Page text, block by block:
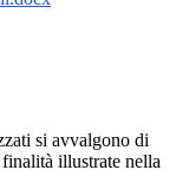
si avvalgono di
illustrate nella